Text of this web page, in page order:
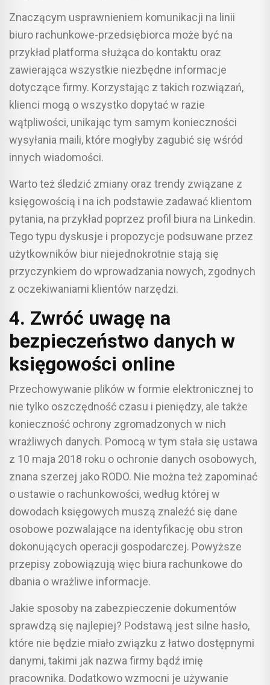
Znaczącym usprawnieniem komunikacji na linii
biuro rachunkowe-przedsiębiorca może być na
przykład platforma służąca do kontaktu oraz
zawierająca wszystkie niezbędne informacje
dotyczące firmy. Korzystając z takich rozwiązań,
klienci mogą o wszystko dopytać w razie
wątpliwości, unikając tym samym konieczności
wysyłania maili, które mogłyby zagubić się wśród
innych wiadomości.
Warto też śledzić zmiany oraz trendy związane z
księgowością i na ich podstawie zadawać klientom
pytania, na przykład poprzez profil biura na Linkedin.
Tego typu dyskusje i propozycje podsuwane przez
użytkowników biur niejednokrotnie stają się
przyczynkiem do wprowadzania nowych, zgodnych
z oczekiwaniami klientów narzędzi.
4. Zwróć uwagę na
bezpieczeństwo danych w
księgowości online
Przechowywanie plików w formie elektronicznej to
nie tylko oszczędność czasu i pieniędzy, ale także
konieczność ochrony zgromadzonych w nich
wrażliwych danych. Pomocą w tym stała się ustawa
z 10 maja 2018 roku o ochronie danych osobowych,
znana szerzej jako RODO. Nie można też zapominać
o ustawie o rachunkowości, według której w
dowodach księgowych muszą znaleźć się dane
osobowe pozwalające na identyfikację obu stron
dokonujących operacji gospodarczej. Powyższe
przepisy zobowiązują więc biura rachunkowe do
dbania o wrażliwe informacje.
Jakie sposoby na zabezpieczenie dokumentów
sprawdzą się najlepiej? Podstawą jest silne hasło,
które nie będzie miało związku z łatwo dostępnymi
danymi, takimi jak nazwa firmy bądź imię
pracownika. Dodatkowo wzmocni je używanie